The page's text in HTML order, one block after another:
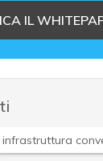
IL
infrastruttura